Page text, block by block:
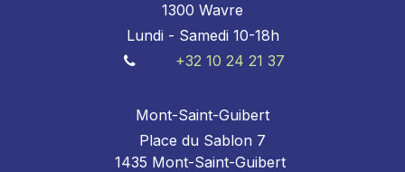
1300 Wavre
Lundi - Samedi 10-18h
+32 10 24 21 37
Mont-Saint-Guibert
Place du Sablon 7
1435 Mont-Saint-Guibert